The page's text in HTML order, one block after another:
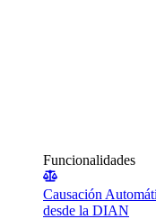
Funcionalidades
Causación
desde la DIAN